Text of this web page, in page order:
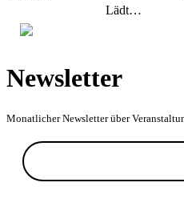
Lädt…
Newsletter
Monatlicher Newsletter über